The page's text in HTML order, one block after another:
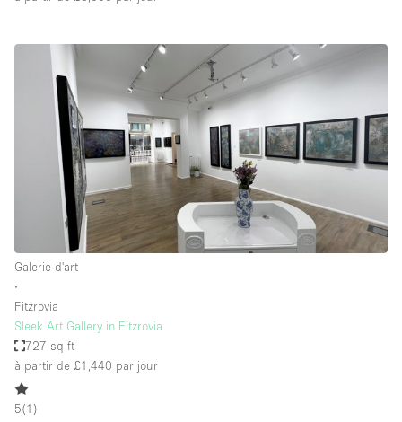
Galerie d'art
∙
Fitzrovia
Sleek Art Gallery in Fitzrovia
727 sq ft
à partir de £1,440 par jour
5(1 )